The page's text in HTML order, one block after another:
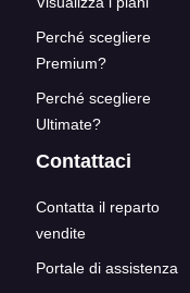
Perché scegliere
Premium?
Perché scegliere
Ultimate?
Contattaci
Contatta il reparto
vendite
Portale di assistenza